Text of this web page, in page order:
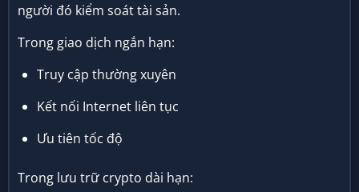
người đó kiểm soát tài sản.
Trong giao dịch ngắn hạn:
Truy cập thường xuyên
Kết nối Internet liên tục
Ưu tiên tốc độ
Trong lưu trữ crypto dài hạn: